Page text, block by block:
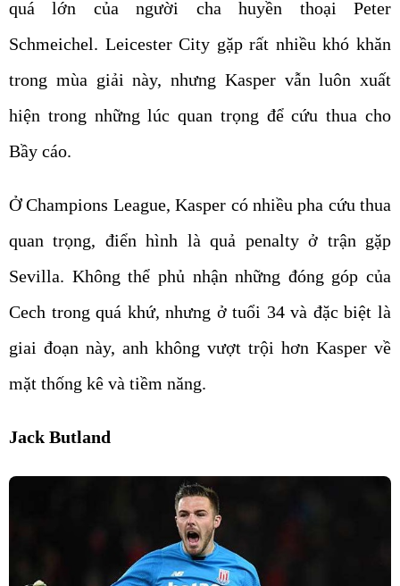
quá lớn của người cha huyền thoại Peter
Schmeichel. Leicester City gặp rất nhiều khó khăn
trong mùa giải này, nhưng Kasper vẫn luôn xuất
hiện trong những lúc quan trọng để cứu thua cho
Bầy cáo.
Ở Champions League, Kasper có nhiều pha cứu thua
quan trọng, điển hình là quả penalty ở trận gặp
Sevilla. Không thể phủ nhận những đóng góp của
Cech trong quá khứ, nhưng ở tuổi 34 và đặc biệt là
giai đoạn này, anh không vượt trội hơn Kasper về
mặt thống kê và tiềm năng.
Jack Butland